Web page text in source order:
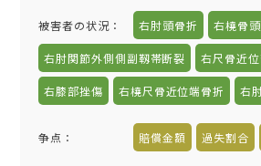
被害者の状況： 右肘頭骨折 右橈骨
右肘関節外側側副靱帯断裂 右尺骨近
右膝部挫傷 右橈尺骨近位端骨折 右
争点： 賠償金額 過失割合